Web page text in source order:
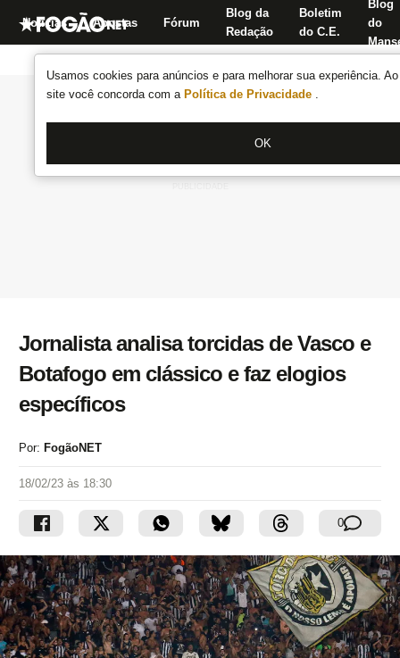
Usamos cookies para anúncios e para melhorar sua experiência.
site você concorda com a Política de Privacidade .
OK
Notícias Apostas Fórum
Blog da
Redação
Boletim
do C.E.
Blog
do
Jornalista analisa torcidas de Vasco e
Botafogo em clássico e faz elogios
específicos
Por: FogãoNET
18/02/23 às 18:30
0